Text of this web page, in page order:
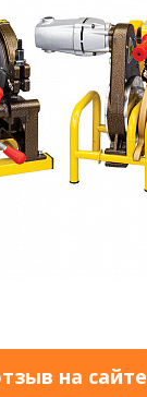
на сайте